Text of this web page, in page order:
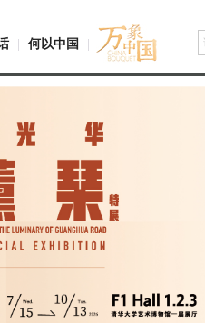
何以中国